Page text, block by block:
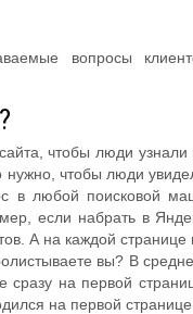
вопросы
чтобы люди
нужно, чтобы люди
в любой поисковой
если набрать в
А на каждой странице
вы? В
сразу на первой
на первой странице